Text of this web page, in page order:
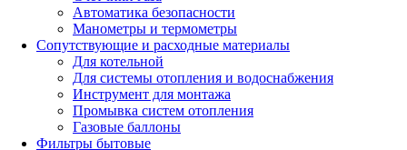
Автоматика безопасности
Манометры и термометры
Сопутствующие и расходные материалы
Для котельной
Для системы отопления и водоснабжения
Инструмент для монтажа
Промывка систем отопления
Газовые баллоны
Фильтры бытовые